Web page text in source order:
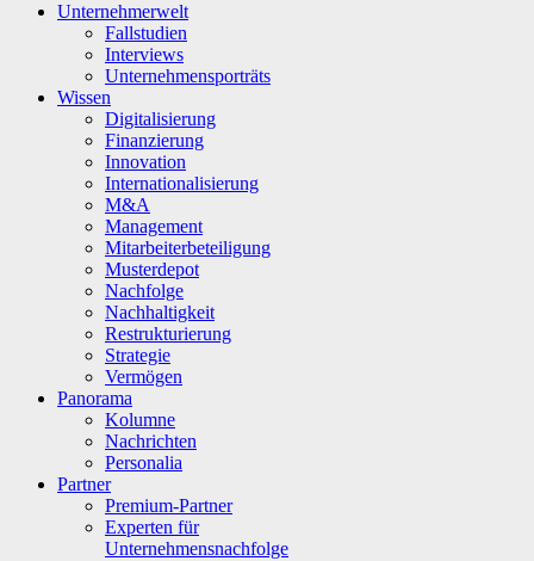
Unternehmerwelt
Fallstudien
Interviews
Unternehmensporträts
Wissen
Digitalisierung
Finanzierung
Innovation
Internationalisierung
M&A
Management
Mitarbeiterbeteiligung
Musterdepot
Nachfolge
Nachhaltigkeit
Restrukturierung
Strategie
Vermögen
Panorama
Kolumne
Nachrichten
Personalia
Partner
Premium-Partner
Experten für
Unternehmensnachfolge